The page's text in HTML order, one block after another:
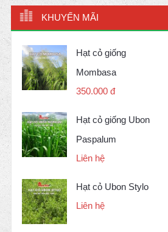
KHUYẾN MÃI
Hạt cỏ giống
Mombasa
350.000 đ
Hạt cỏ giống Ubon
Paspalum
Liên hệ
Hạt cỏ Ubon Stylo
Liên hệ